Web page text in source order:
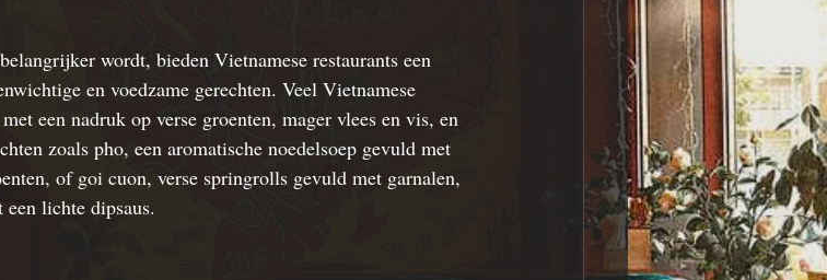
wordt, bieden Vietnamese restaurants een
en voedzame gerechten. Veel Vietnamese
een nadruk op verse groenten, mager vlees en vis, en
zoals pho, een aromatische noedelsoep gevuld met
of goi cuon, verse springrolls gevuld met garnalen,
lichte dipsaus.